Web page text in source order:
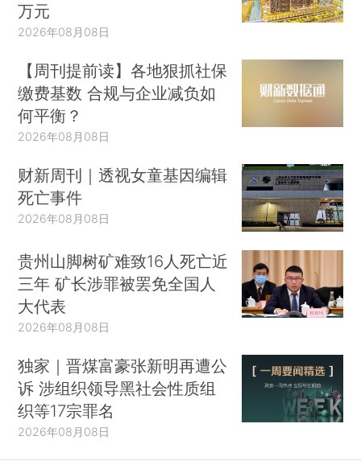
万元
2026年08月08日
【周刊提前读】各地狠抓社保
缴费基数 合规与企业减负如
何平衡？
2026年08月08日
财新周刊｜透视女童基因编辑
死亡事件
2026年08月08日
贵州山脚树矿难致16人死亡近
三年 矿长涉罪被罢免全国人
大代表
2026年08月08日
独家｜晋煤富豪张新明再遭公
诉 涉组织领导黑社会性质组
织等17宗罪名
2026年08月08日